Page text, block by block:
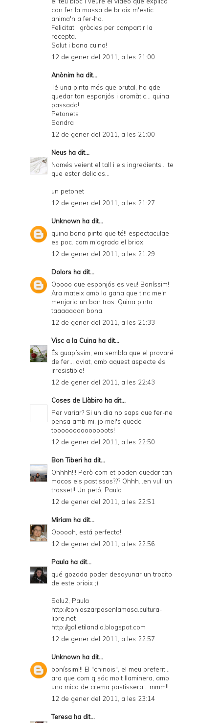
con fer la massa de brioix m'estic
anima'n a fer-ho.
Felicitat i gràcies per compartir la
recepta.
Salut i bona cuina!
12 de gener del 2011, a les 21:00
Anònim ha dit...
Té una pinta més que brutal, ha qde
quedar tan esponjós i aromàtic... quina
passada!
Petonets
Sandra
12 de gener del 2011, a les 21:00
Neus ha dit...
Només veient el tall i els ingredients... te
que estar delicios...
un petonet
12 de gener del 2011, a les 21:27
Unknown ha dit...
quina bona pinta que té!! espectaculae
es poc. com m'agrada el briox.
12 de gener del 2011, a les 21:29
Dolors ha dit...
Ooooo que esponjós es veu! Boníssim!
Ara mateix amb la gana que tinc me'n
menjaria un bon tros. Quina pinta
taaaaaaan bona.
12 de gener del 2011, a les 21:33
Visc a la Cuina ha dit...
És guapíssim, em sembla que el provaré
de fer... aviat, amb aquest aspecte és
irresistible!
12 de gener del 2011, a les 22:43
Coses de Llàbiro ha dit...
Per variar? Si un dia no saps que fer-ne
pensa amb mi, jo mel's quedo
toooooooooooooots!
12 de gener del 2011, a les 22:50
Bon Tiberi ha dit...
Ohhhh!!! Però com et poden quedar tan
macos els pastissos??? Ohhh...en vull un
trosset!! Un petó, Paula
12 de gener del 2011, a les 22:51
Miriam ha dit...
Oooooh, está perfecto!
12 de gener del 2011, a les 22:56
Paula ha dit...
qué gozada poder desayunar un trocito
de este brioix ;)
Salu2, Paula
http://conlaszarpasenlamasa.cultura-
libre.net
http://galletilandia.blogspot.com
12 de gener del 2011, a les 22:57
Unknown ha dit...
boníssim!!! El "chinois", el meu preferit...
ara que com q sóc molt llaminera, amb
una mica de crema pastissera... mmm!!
12 de gener del 2011, a les 23:14
Teresa ha dit...